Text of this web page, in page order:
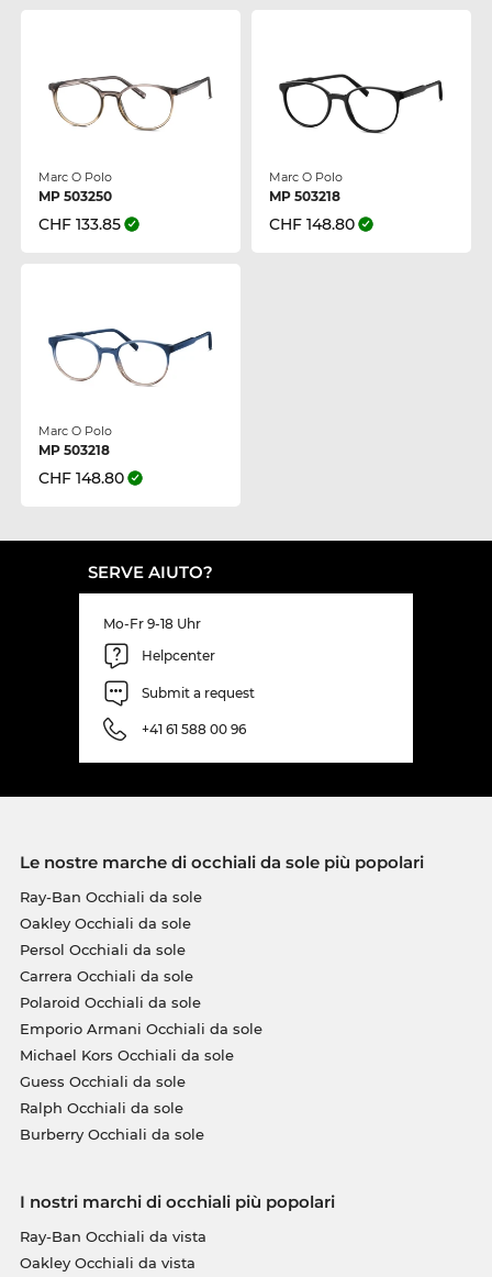
Marc O Polo
MP 503250
CHF 133.85
Marc O Polo
MP 503218
CHF 148.80
Marc O Polo
MP 503218
CHF 148.80
SERVE AIUTO?
Mo-Fr 9-18 Uhr
Helpcenter
Submit a request
+41 61 588 00 96
Le nostre marche di occhiali da sole più popolari
Ray-Ban Occhiali da sole
Oakley Occhiali da sole
Persol Occhiali da sole
Carrera Occhiali da sole
Polaroid Occhiali da sole
Emporio Armani Occhiali da sole
Michael Kors Occhiali da sole
Guess Occhiali da sole
Ralph Occhiali da sole
Burberry Occhiali da sole
I nostri marchi di occhiali più popolari
Ray-Ban Occhiali da vista
Oakley Occhiali da vista